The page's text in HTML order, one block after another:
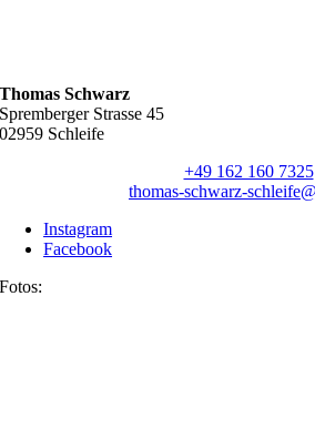
Thomas Schwarz
Spremberger Strasse 45
02959 Schleife
+49 162 160 7325
thomas-schwarz-
Instagram
Facebook
Fotos: